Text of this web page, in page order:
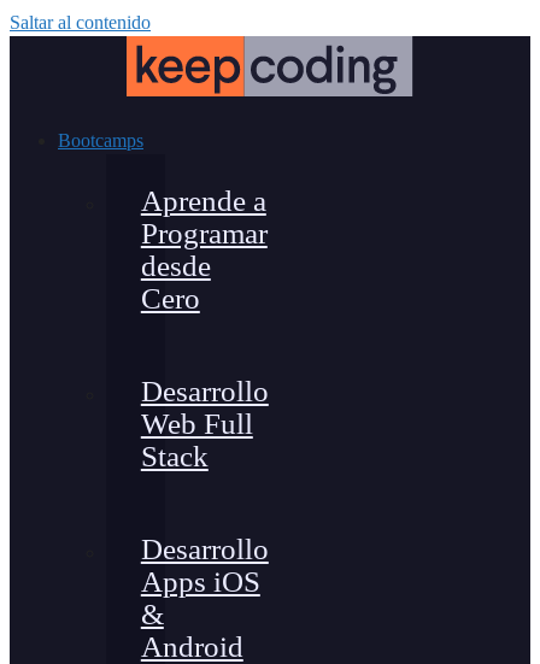
Saltar al contenido
Bootcamps
Aprende a
Programar
desde
Cero
Desarrollo
Web Full
Stack
Desarrollo
Apps iOS
&
Android